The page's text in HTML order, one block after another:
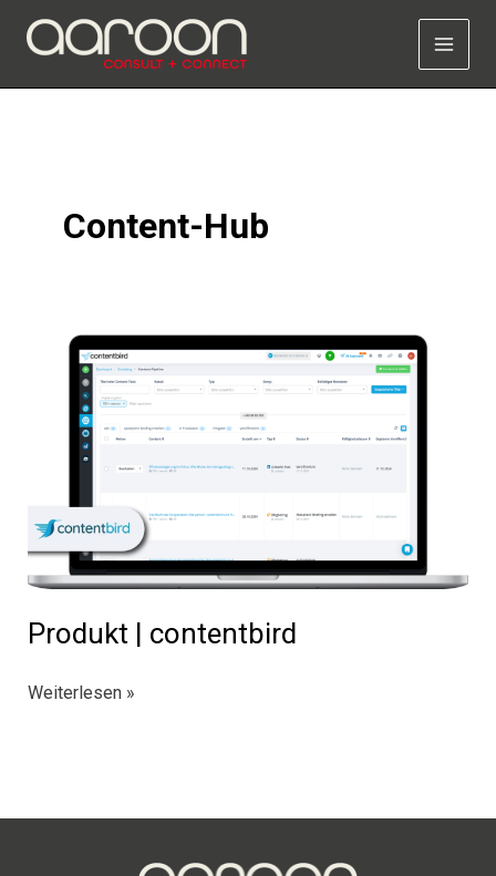
Inhalt
Content-Hub
Produkt | contentbird
Produkt
Weiterlesen »